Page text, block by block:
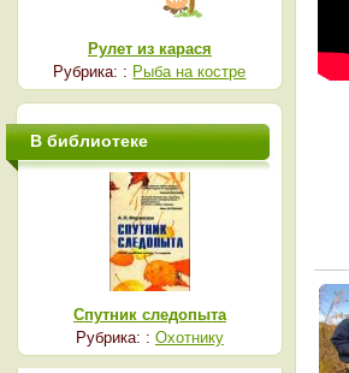
Рулет из карася
Рубрика: : Рыба на костре
В библиотеке
Спутник следопыта
Рубрика: : Охотнику